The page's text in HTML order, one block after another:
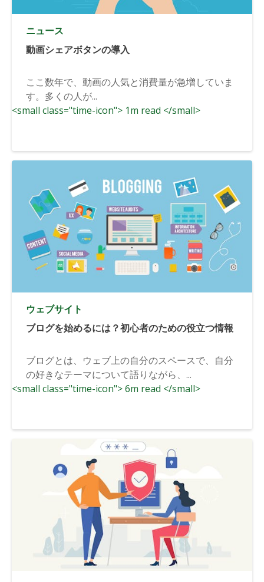
ニュース
動画シェアボタンの導入
ここ数年で、動画の人気と消費量が急増していま
す。多くの人が...
<small class="time-icon"> 1m read </small>
ウェブサイト
ブログを始めるには？初心者のための役立つ情報
ブログとは、ウェブ上の自分のスペースで、自分
の好きなテーマについて語りながら、...
<small class="time-icon"> 6m read </small>